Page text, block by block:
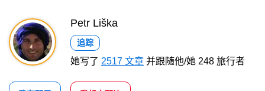
Petr Liška
追踪
她写了 2517 文章 并跟随他/她 248 旅行者